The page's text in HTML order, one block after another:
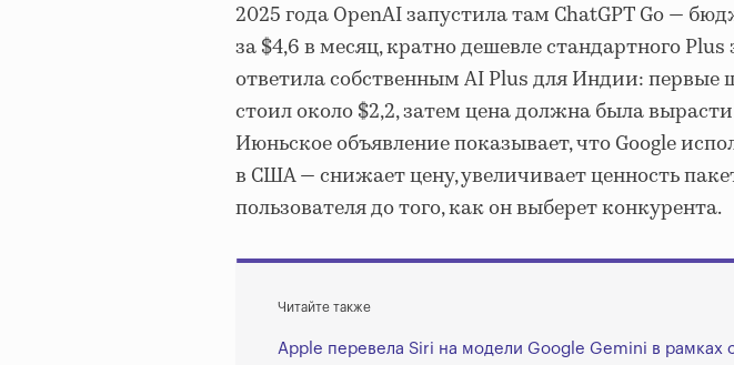
2025 года OpenAI запустила там ChatGPT Go —
за $4,6 в месяц, кратно дешевле стандартного Plus
ответила собственным AI Plus для Индии: первые
стоил около $2,2, затем цена должна была
Июньское объявление показывает, что Google
в США — снижает цену, увеличивает ценность
пользователя до того, как он выберет конкурента.
Читайте также
Apple перевела Siri на модели Google Gemini в рамках